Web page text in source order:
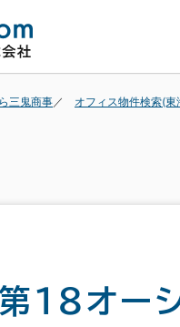
三鬼商事 オフィス物件検索(東
１８オー